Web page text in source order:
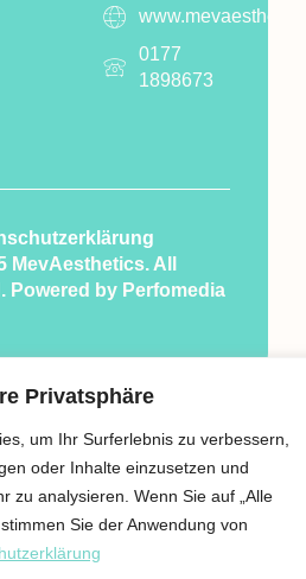
Privatsphäre
um Ihr Surferlebnis zu verbessern,
oder Inhalte einzusetzen und
zu analysieren. Wenn Sie auf „Alle
Sie der Anwendung von
0177
1898673
All
Powered by Perfomedia